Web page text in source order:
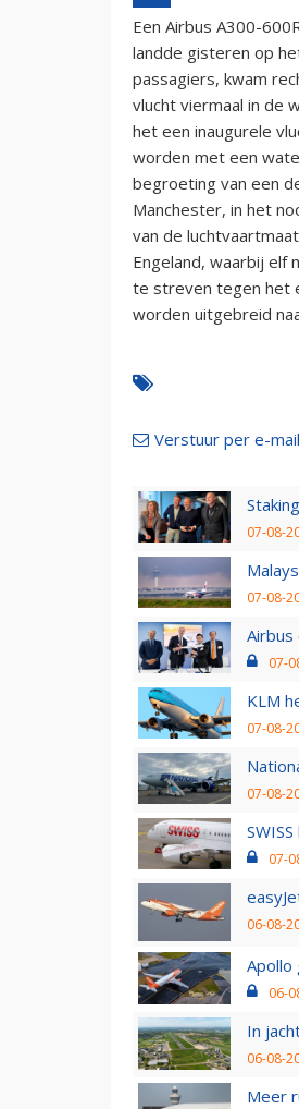
Een Airbus A300-
landde gisteren op
passagiers, kwam
vlucht viermaal in de
het een inaugurele
worden met een
begroeting van een
Manchester, in het
van de
Engeland, waarbij elf
te streven tegen het
worden uitgebreid
Verstuur per e-mail
07-08-
07-08-
07-
KLM
07-08-
07-08-
07-
06-08-
Apollo
06-
In
06-08-
Meer